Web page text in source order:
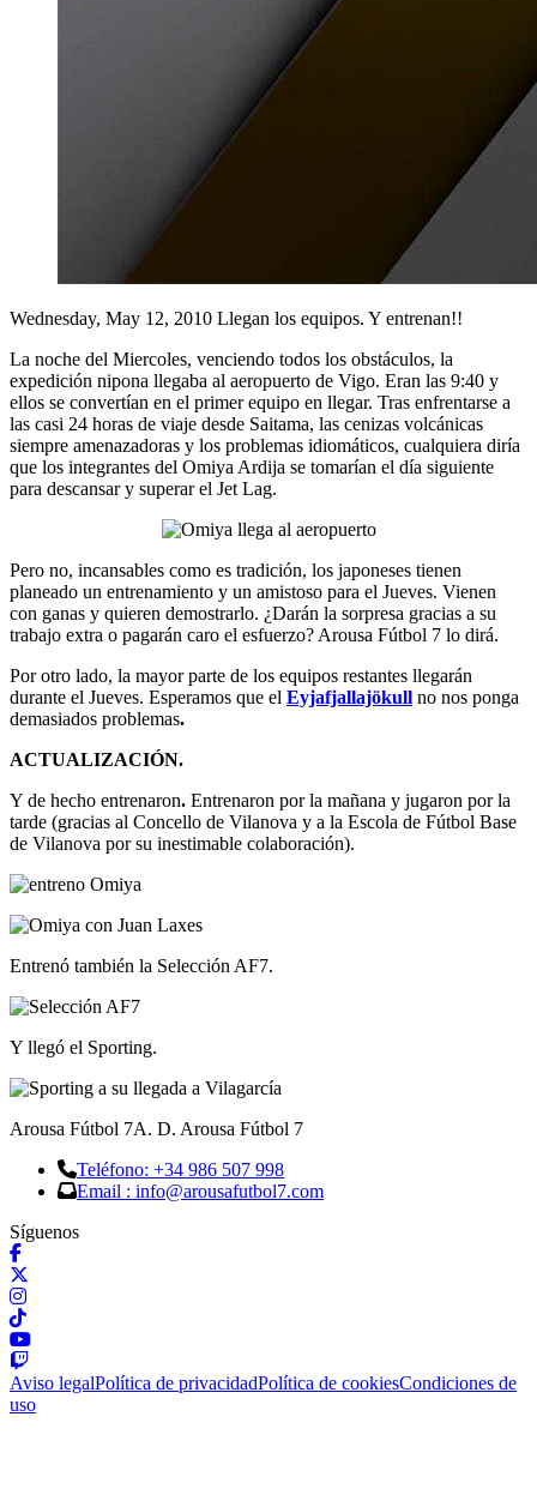
Wednesday, May 12, 2010 Llegan los equipos. Y entrenan!!
La noche del Miercoles, venciendo todos los obstáculos, la
expedición nipona llegaba al aeropuerto de Vigo. Eran las 9:40 y
ellos se convertían en el primer equipo en llegar. Tras enfrentarse a
las casi 24 horas de viaje desde Saitama, las cenizas volcánicas
siempre amenazadoras y los problemas idiomáticos, cualquiera diría
que los integrantes del Omiya Ardija se tomarían el día siguiente
para descansar y superar el Jet Lag.
Pero no, incansables como es tradición, los japoneses tienen
planeado un entrenamiento y un amistoso para el Jueves. Vienen
con ganas y quieren demostrarlo. ¿Darán la sorpresa gracias a su
trabajo extra o pagarán caro el esfuerzo? Arousa Fútbol 7 lo dirá.
Por otro lado, la mayor parte de los equipos restantes llegarán
durante el Jueves. Esperamos que el Eyjafjallajökull no nos ponga
demasiados problemas.
ACTUALIZACIÓN.
Y de hecho entrenaron. Entrenaron por la mañana y jugaron por la
tarde (gracias al Concello de Vilanova y a la Escola de Fútbol Base
de Vilanova por su inestimable colaboración).
Entrenó también la Selección AF7.
Y llegó el Sporting.
Arousa Fútbol 7A. D. Arousa Fútbol 7
Teléfono: +34 986 507 998
Email : info@arousafutbol7.com
Síguenos
Aviso legalPolítica de privacidadPolítica de cookiesCondiciones de
uso